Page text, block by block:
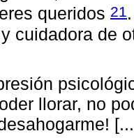
queridos 21
cuidadora de
llorar, no